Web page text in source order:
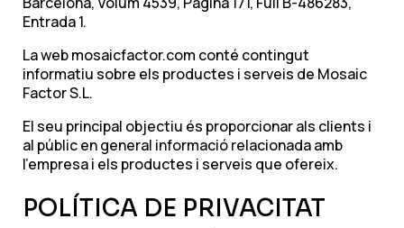
Entrada 1.
La web mosaicfactor.com conté contingut
informatiu sobre els productes i serveis de Mosaic
Factor S.L.
El seu principal objectiu és proporcionar als clients i
al públic en general informació relacionada amb
l’empresa i els productes i serveis que ofereix.
POLÍTICA DE PRIVACITAT